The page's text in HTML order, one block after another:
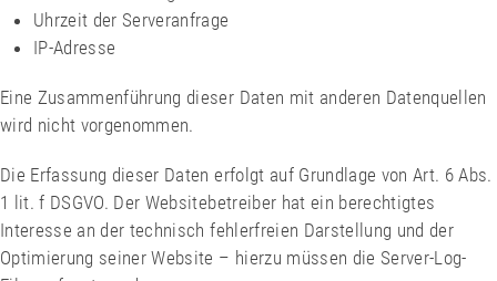
Uhrzeit der Serveranfrage
IP-Adresse
Eine Zusammenführung dieser Daten mit anderen Datenquellen
wird nicht vorgenommen.
Die Erfassung dieser Daten erfolgt auf Grundlage von Art. 6 Abs.
1 lit. f DSGVO. Der Websitebetreiber hat ein berechtigtes
Interesse an der technisch fehlerfreien Darstellung und der
Optimierung seiner Website – hierzu müssen die Server-Log-